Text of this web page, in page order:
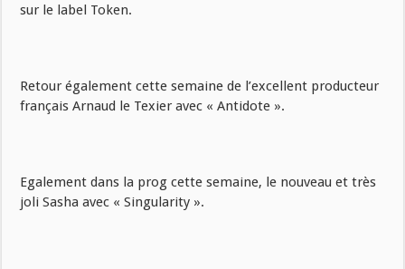
sur le label Token.
Retour également cette semaine de l’excellent producteur
français Arnaud le Texier avec « Antidote ».
Egalement dans la prog cette semaine, le nouveau et très
joli Sasha avec « Singularity ».